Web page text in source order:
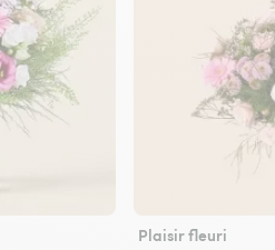
Plaisir fleuri